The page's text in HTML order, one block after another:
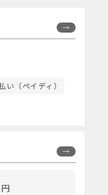
い（ペイディ）